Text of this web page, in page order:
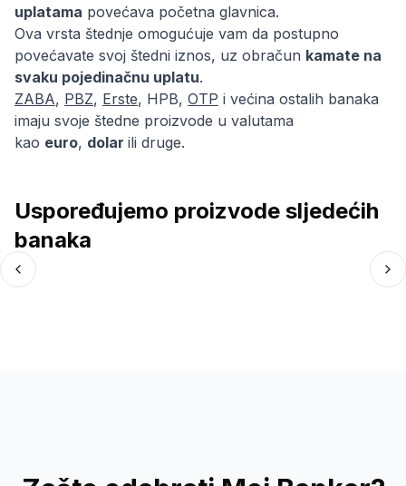
uplatama povećava početna glavnica.
Ova vrsta štednje omogućuje vam da postupno
povećavate svoj štedni iznos, uz obračun kamate na
svaku pojedinačnu uplatu.
ZABA, PBZ, Erste, HPB, OTP i većina ostalih banaka
imaju svoje štedne proizvode u valutama
kao euro, dolar ili druge.
Uspoređujemo proizvode sljedećih
banaka